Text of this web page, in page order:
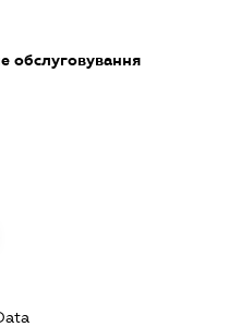
обслуговування